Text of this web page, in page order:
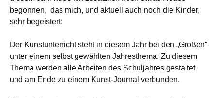
begonnen, das mich, und aktuell auch noch die Kinder,
sehr begeistert:
Der Kunstunterricht steht in diesem Jahr bei den „Großen“
unter einem selbst gewählten Jahresthema. Zu diesem
Thema werden alle Arbeiten des Schuljahres gestaltet
und am Ende zu einem Kunst-Journal verbunden.